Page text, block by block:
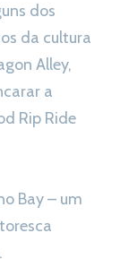
dos
da cultura
Alley,
a
Rip Ride
Bay – um